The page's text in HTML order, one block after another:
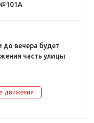
до вечера будет
часть улицы
движения